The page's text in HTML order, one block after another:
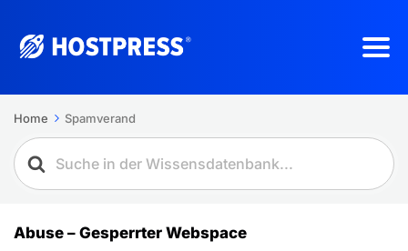
Home Spamverand
Abuse – Gesperrter Webspace